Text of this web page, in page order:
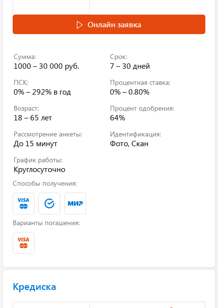
Онлайн заявка
Сумма:
1000 – 30 000 руб.
Срок:
7 – 30 дней
ПСК:
0% – 292% в год
Процентная ставка:
0% – 0.80%
Возраст:
18 – 65 лет
Процент одобрения:
64%
Рассмотрение анкеты:
До 15 минут
Идентификация:
Фото, Скан
График работы:
Круглосуточно
Способы получения:
Варианты погашения:
Кредиска